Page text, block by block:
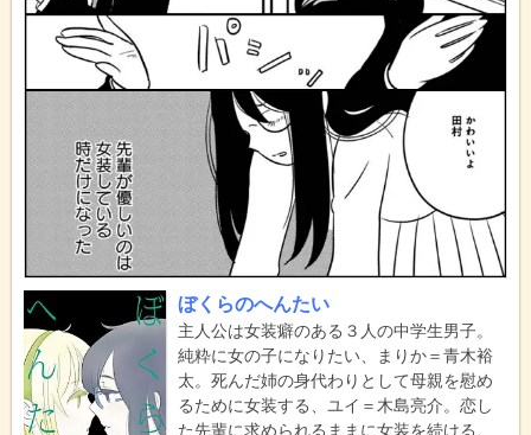
ぼくらのへんたい
主人公は女装癖のある３人の中学生男子。
純粋に女の子になりたい、まりか＝青木裕
太。死んだ姉の身代わりとして母親を慰め
るために女装する、ユイ＝木島亮介。恋し
た先輩に求められるままに女装を続ける、